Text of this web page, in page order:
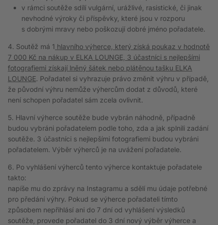
v rámci soutěže sdílí vulgární, urážlivé, rasistické, či jinak
nevhodné výroky či příspěvky, které jsou v rozporu
s dobrými mravy nebo poškozují dobré jméno pořadatele.
4. Soutěž má 1 hlavního výherce, který získá poukaz v hodnotě
7 000 Kč na nákup v ELKA LOUNGE, 3 účastníci s nejlepšími
fotografiemi získají lněný šátek nebo plátěnou tašku ELKA
LOUNGE. Pořadatel si vyhrazuje právo změnit výhru v případě,
že původní výhru nemůže výhercům dodat z důvodů, které
není schopen pořadatel sám zcela ovlivnit.
5. Hlavní výherce soutěže bude vybrán náhodně, případně
budou vybráni pořadatelem podle toho, zda a jak splnili zadání
soutěže. 3 účastníci s nejlepšími fotografiemi budou vybráni
pořadatelem. Výběr výherců je na uvážení pořadatele.
6. Po vyhlášení výherců tento výherce kontaktuje pořadatele
takto:
napíše mu do zprávy na Instagramu a sdělí mu údaje potřebné
pro předání výhry. Pokud se výherce pořadateli tímto
způsobem nepřihlásí ani do 7 dní od vyhlášení výsledků
soutěže, provede pořadatel do 3 dní nový výběr výherce a